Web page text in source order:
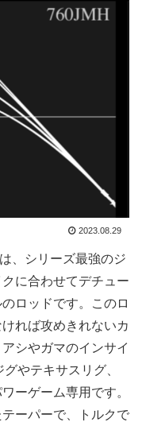
2023.08.29
、シリーズ最強のジ
に合わせてデチュー
ロッドです。このロ
れば攻めきれないカ
シやガマのインサイ
やテキサスリグ、
ーゲーム専用です。
ーパーで、トルクで